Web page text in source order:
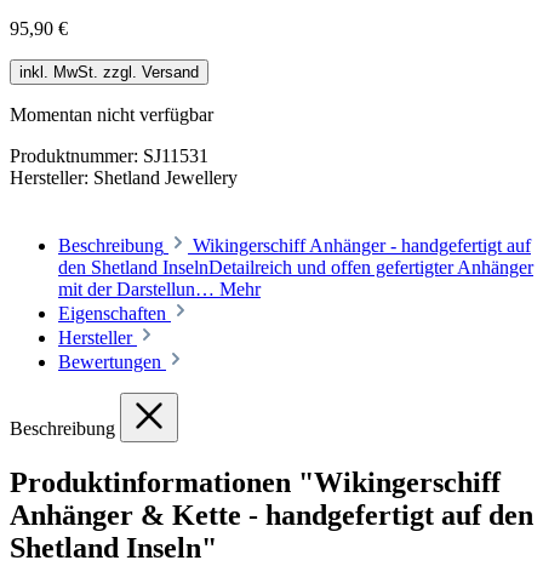
95,90 €
inkl. MwSt. zzgl. Versand
Momentan nicht verfügbar
Produktnummer: SJ11531
Hersteller: Shetland Jewellery
Beschreibung
Wikingerschiff Anhänger - handgefertigt auf
den Shetland InselnDetailreich und offen gefertigter Anhänger
mit der Darstellun… Mehr
Eigenschaften
Hersteller
Bewertungen
Beschreibung
Produktinformationen "Wikingerschiff
Anhänger & Kette - handgefertigt auf den
Shetland Inseln"